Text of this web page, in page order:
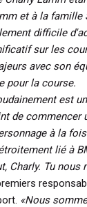
et à la famille
difficile
sur les
avec son
pour la course.
est
de commencer
à la
lié à
Charly. Tu nous
«Nous